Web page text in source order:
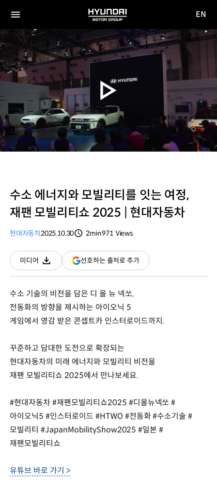
전체
메뉴
HYUNDAI
MOTOR
GROUP
사이
EN
수소 에너지와 모빌리티를 잇는 여정,
재팬 모빌리티쇼 2025 | 현대자동차
현대자동차2025.10.30
2min971 Views
미디어
다운로드
선호하는 출처로 추가(새
창
수소 기술의 비전을 담은 디 올 뉴 넥쏘,
전동화의 방향을 제시하는 아이오닉 5
게임에서 영감 받은 콘셉트카 인스터로이드까지.
꾸준하고 담대한 도전으로 확장되는
현대자동차의 미래 에너지와 모빌리티 비전을
재팬 모빌리티쇼 2025에서 만나보세요.
#현대자동차 #재팬모빌리티쇼2025 #디올뉴넥쏘 #
아이오닉5 #인스터로이드 #HTWO #전동화 #수소기술 #
모빌리티 #JapanMobilityShow2025 #일본 #
재팬모빌리티쇼
유튜브 바로 가기 >